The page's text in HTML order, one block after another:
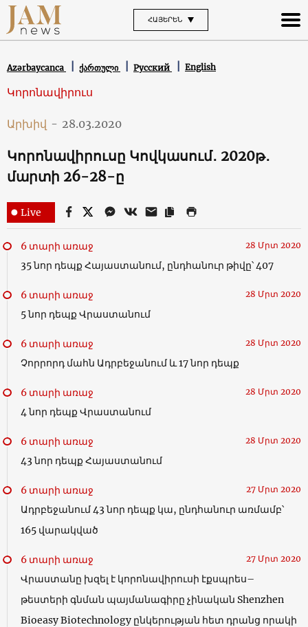
ՀԱՅԵՐԵՆ
Azərbaycanca ქართული Русский English
Կորոնավիրուս
Արխիվ - 28.03.2020
Կորոնավիրուսը Կովկասում․ 2020թ․
մարտի 26-28-ը
Live
6 տարի առաջ 28 Մրտ 2020
35 նոր դեպք Հայաստանում, ընդհանուր թիվը՝ 407
6 տարի առաջ 28 Մրտ 2020
5 նոր դեպք Վրաստանում
6 տարի առաջ 28 Մրտ 2020
Չորրորդ մահն Ադրբեջանում և 17 նոր դեպք
6 տարի առաջ 28 Մրտ 2020
4 նոր դեպք Վրաստանում
6 տարի առաջ 28 Մրտ 2020
43 նոր դեպք Հայաստանում
6 տարի առաջ 27 Մրտ 2020
Ադրբեջանում 43 նոր դեպք կա, ընդհանուր առմամբ՝
165 վարակված
6 տարի առաջ 27 Մրտ 2020
Վրաստանը խզել է կորոնավիրուսի էքսպրես–
թեստերի գնման պայմանագիրը չինական Shenzhen
Bioeasy Biotechnology ընկերության հետ դրանց որակի